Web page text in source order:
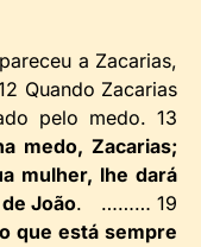
a Zacarias,
Quando Zacarias
pelo medo. 13
medo, Zacarias;
mulher, lhe dará
João. ……… 19
que está sempre